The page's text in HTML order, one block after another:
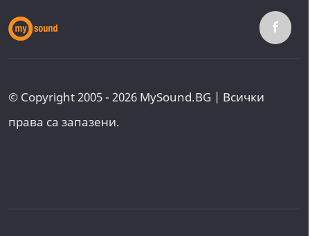
© Copyright 2005 - 2026 MySound.BG | Всички
права са запазени.